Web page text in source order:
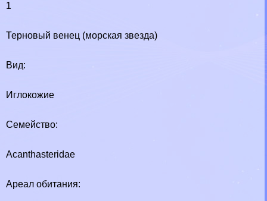
1
Терновый венец (морская звезда)
Вид:
Иглокожие
Семейство:
Acanthasteridae
Ареал обитания: